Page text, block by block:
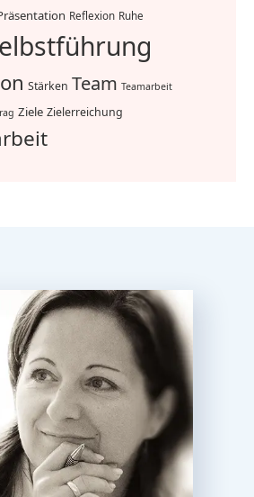
Reflexion Ruhe
Stärken Team Teamarbeit
Ziele Zielerreichung